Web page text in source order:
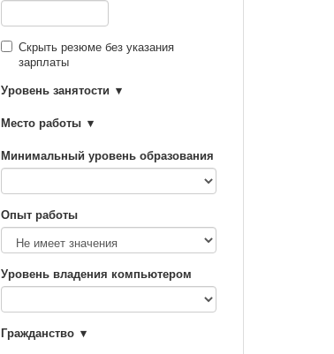
Скрыть резюме без указания
зарплаты
Уровень занятости
Место работы
Минимальный уровень образования
Опыт работы
Уровень владения компьютером
Гражданство